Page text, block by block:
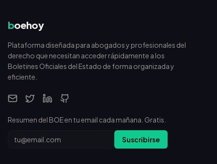
boehoy
Plataforma diseñada para abogados y profesionales del
derecho que necesitan acceder rápidamente a los
Boletines Oficiales del Estado de forma organizada y
eficiente.
Resumen del BOE en tu email cada mañana. Gratis.
Email Suscribirse